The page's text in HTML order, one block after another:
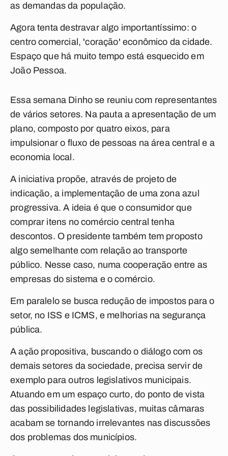
as demandas da população.
Agora tenta destravar algo importantíssimo: o
centro comercial, 'coração' econômico da cidade.
Espaço que há muito tempo está esquecido em
João Pessoa.
Essa semana Dinho se reuniu com representantes
de vários setores. Na pauta a apresentação de um
plano, composto por quatro eixos, para
impulsionar o fluxo de pessoas na área central e a
economia local.
A iniciativa propõe, através de projeto de
indicação, a implementação de uma zona azul
progressiva. A ideia é que o consumidor que
comprar itens no comércio central tenha
descontos. O presidente também tem proposto
algo semelhante com relação ao transporte
público. Nesse caso, numa cooperação entre as
empresas do sistema e o comércio.
Em paralelo se busca redução de impostos para o
setor, no ISS e ICMS, e melhorias na segurança
pública.
A ação propositiva, buscando o diálogo com os
demais setores da sociedade, precisa servir de
exemplo para outros legislativos municipais.
Atuando em um espaço curto, do ponto de vista
das possibilidades legislativas, muitas câmaras
acabam se tornando irrelevantes nas discussões
dos problemas dos municípios.